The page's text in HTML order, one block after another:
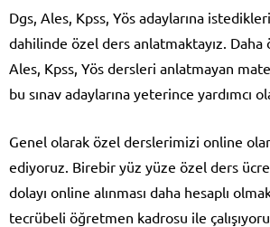
Dgs, Ales, Kpss, Yös adaylarına
dahilinde özel ders anlatmaktayız. Daha
Ales, Kpss, Yös dersleri anlatmayan
bu sınav adaylarına yeterince yardımcı
Genel olarak özel derslerimizi online
ediyoruz. Birebir yüz yüze özel ders
dolayı online alınması daha hesaplı
tecrübeli öğretmen kadrosu ile